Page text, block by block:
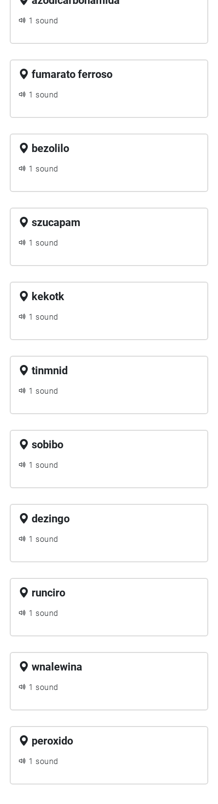
1 sound
fumarato ferroso
1 sound
bezolilo
1 sound
szucapam
1 sound
kekotk
1 sound
tinmnid
1 sound
sobibo
1 sound
dezingo
1 sound
runciro
1 sound
wnalewina
1 sound
peroxido
1 sound